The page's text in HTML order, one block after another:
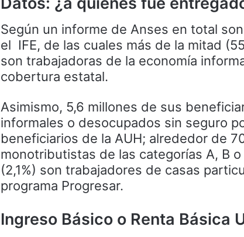
Según un informe de Anses en total
el IFE, de las cuales más de la mitad
son trabajadoras de la economía
cobertura estatal.
Asimismo, 5,6 millones de sus
informales o desocupados sin seguro
beneficiarios de la AUH; alrededor de
monotributistas de las categorías A, B
(2,1%) son trabajadores de casas
programa Progresar.
Ingreso Básico o Renta Básica